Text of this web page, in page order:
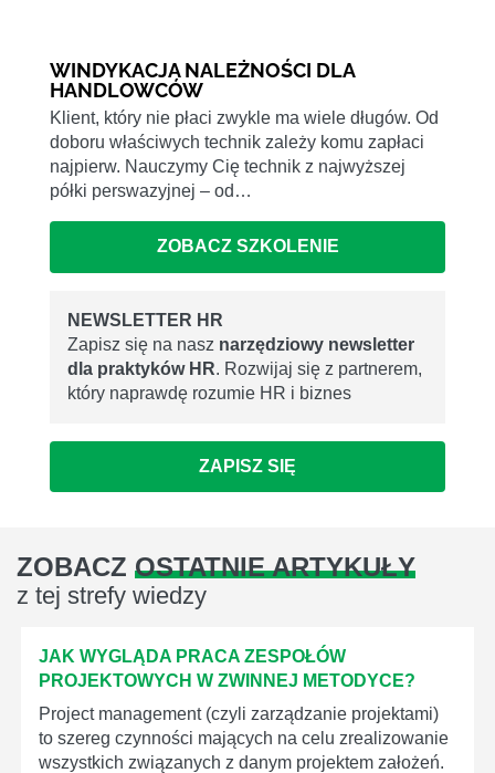
WINDYKACJA NALEŻNOŚCI DLA
HANDLOWCÓW
Klient, który nie płaci zwykle ma wiele długów. Od
doboru właściwych technik zależy komu zapłaci
najpierw. Nauczymy Cię technik z najwyższej
półki perswazyjnej – od…
ZOBACZ SZKOLENIE
NEWSLETTER HR
Zapisz się na nasz narzędziowy newsletter
dla praktyków HR. Rozwijaj się z partnerem,
który naprawdę rozumie HR i biznes
ZAPISZ SIĘ
ZOBACZ OSTATNIE ARTYKUŁY
z tej strefy wiedzy
JAK WYGLĄDA PRACA ZESPOŁÓW
PROJEKTOWYCH W ZWINNEJ METODYCE?
Project management (czyli zarządzanie projektami)
to szereg czynności mających na celu zrealizowanie
wszystkich związanych z danym projektem założeń.